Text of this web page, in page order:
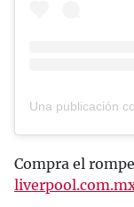
Compra el